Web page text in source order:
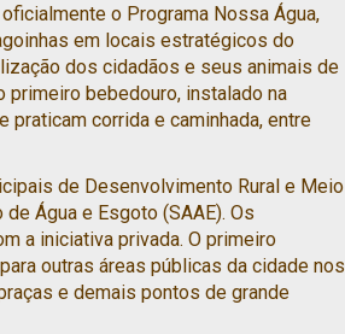
o Programa Nossa Água,
em locais estratégicos do
dos cidadãos e seus animais de
primeiro bebedouro, instalado na
praticam corrida e caminhada, entre
de Desenvolvimento Rural e Meio
Água e Esgoto (SAAE). Os
a iniciativa privada. O primeiro
outras áreas públicas da cidade nos
e demais pontos de grande